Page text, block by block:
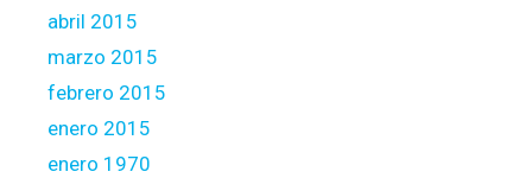
abril 2015
marzo 2015
febrero 2015
enero 2015
enero 1970